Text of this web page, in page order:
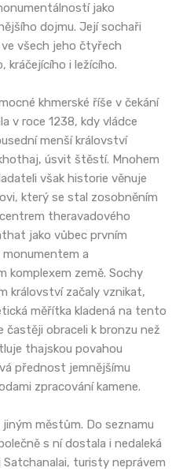
jako
dojmu. Její sochaři
všech jeho čtyřech
kráčejícího i ležícího.
khmerské říše v čekání
v roce 1238, kdy vládce
menší království
úsvit štěstí. Mnohem
však historie věnuje
který se stal zosobněním
theravadového
jako vůbec prvním
a
komplexem země. Sochy
království začaly vznikat,
měřítka kladená na tento
častěji obraceli k bronzu než
thajskou povahou
přednost jemnějšímu
zpracování kamene.
městům. Do seznamu
s ní dostala i nedaleká
turisty neprávem